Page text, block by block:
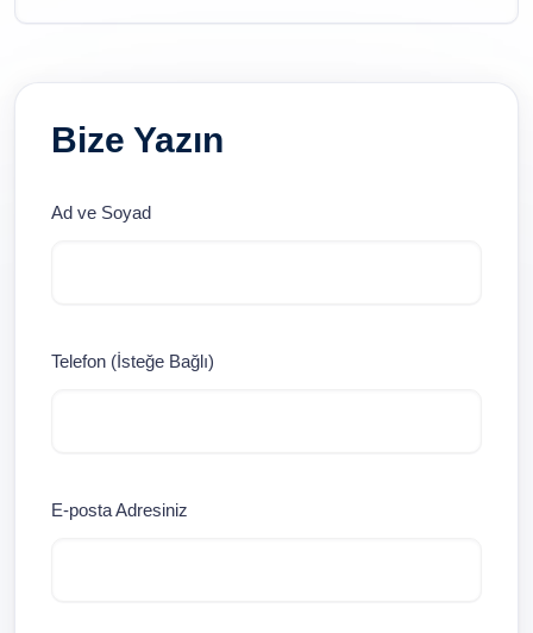
Bize Yazın
Ad ve Soyad
Telefon (İsteğe Bağlı)
E-posta Adresiniz